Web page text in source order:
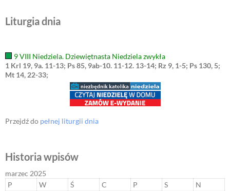
Liturgia dnia
9 VIII Niedziela. Dziewiętnasta Niedziela zwykła
1 Krl 19, 9a. 11-13; Ps 85, 9ab-10. 11-12. 13-14; Rz 9, 1-5; Ps 130, 5;
Mt 14, 22-33;
Przejdź do pełnej liturgii dnia
Historia wpisów
marzec 2025
P
W Ś C P S
N